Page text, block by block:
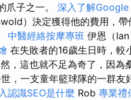
爪子之一。 深入了解
）決定獲得他的費用，帶
中醫經絡按摩專班 伊恩（
在失敗者的16歲生日時，較
，這也就不足為奇了，因為
，一支童年籃球隊的一群友
認識SEO是什麼 Rob 專業禮